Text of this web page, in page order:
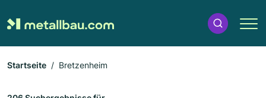
Startseite Bretzenheim